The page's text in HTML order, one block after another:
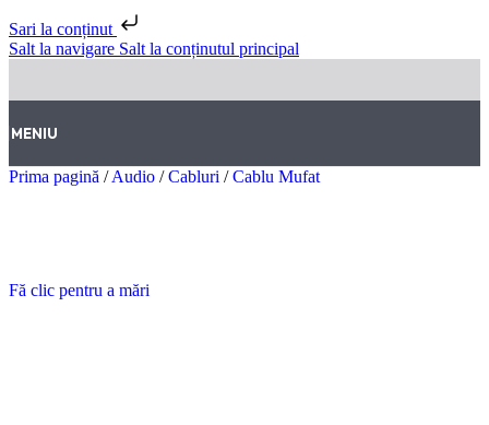
Sari la conținut
Salt la navigare Salt la conținutul principal
MENIU
Prima pagină / Audio / Cabluri / Cablu Mufat
Fă clic pentru a mări